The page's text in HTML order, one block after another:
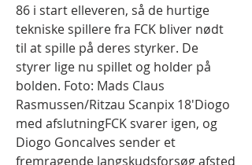
86 i start elleveren, så de hurtige
tekniske spillere fra FCK bliver nødt
til at spille på deres styrker. De
styrer lige nu spillet og holder på
bolden. Foto: Mads Claus
Rasmussen/Ritzau Scanpix 18'Diogo
med afslutningFCK svarer igen, og
Diogo Goncalves sender et
fremragende langskudsforsøg afsted